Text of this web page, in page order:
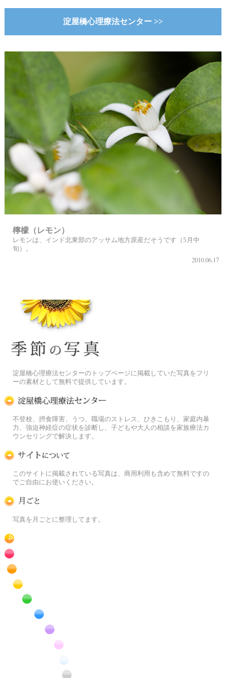
淀屋橋心理療法センター >>
檸檬（レモン）
レモンは、インド北東部のアッサム地方原産だそうです（5月中
旬）。
2010.06.17
淀屋橋心理療法センターのトップページに掲載していた写真をフリ
ーの素材として無料で提供しています。
不登校、摂食障害、うつ、職場のストレス、ひきこもり、家庭内暴
力、強迫神経症の症状を診断し、子どもや大人の相談を家族療法カ
ウンセリングで解決します。
このサイトに掲載されている写真は、商用利用も含めて無料ですの
でご自由にお使いください。
写真を月ごとに整理してます。
RSS
赤色の花のフリー写真素材
橙色の花のフリー写真素材
黄色の花のフリー写真素材
緑色の花のフリー写真素材
青色の花のフリー写真素材
紫色の花のフリー写真素材
白色の花のフリー写真素材